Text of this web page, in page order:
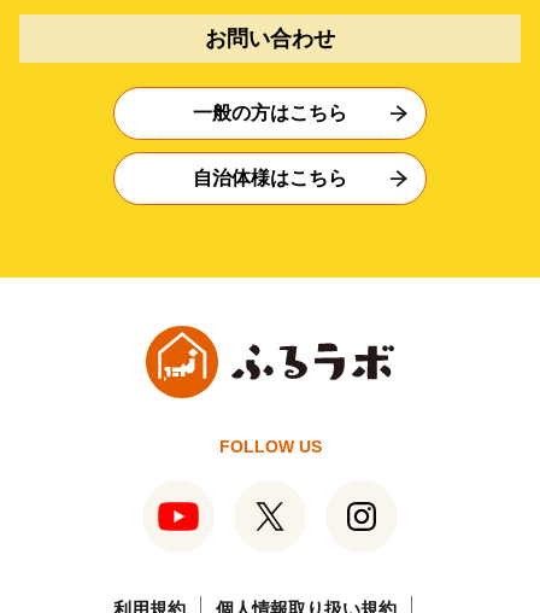
お問い合わせ
一般の方はこちら
自治体様はこちら
FOLLOW US